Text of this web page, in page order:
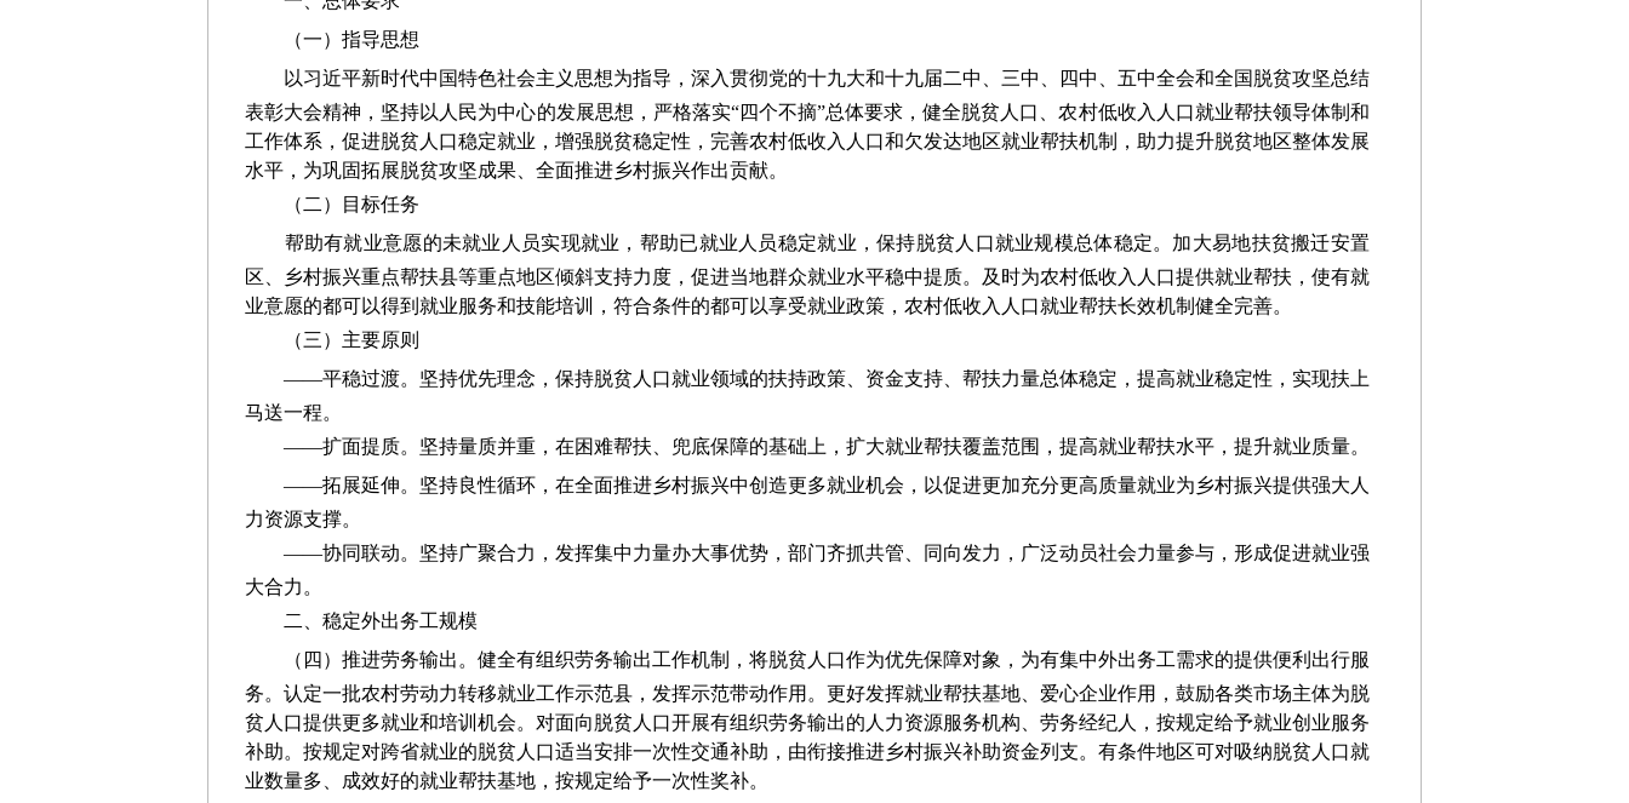
（一）指导思想
以习近平新时代中国特色社会主义思想为指导，深入贯彻党的十九大和十九届二中、三中、四中、五中全会和全国脱贫攻坚总结
表彰大会精神，坚持以人民为中心的发展思想， 严格落实“四个不摘”总体要求，健全脱贫人口、农村低收入人口就业帮扶领导体制和
工作体系，促进脱贫人口稳定就业，增强脱贫稳定性，完善农村低收入人口和欠发达地区就业帮扶机制，助力提升脱贫地区整体发展
水平，为巩固拓展脱贫攻坚成果 全面推进乡村振兴作出贡献。
（二）
目标任务
帮助有就业意愿的未就业人员实现就业，帮助已就业人员稳定就业，保持脱贫人口就业规模总体稳定。加大易地扶贫搬迁安置
区、乡村振兴重点帮扶县等重点地区倾斜支持力度，促进当地群众就业水平稳中提质。及时为农村低收入人口提供就业帮扶，使有就
业意愿的都可以得到就业服务和技能培训，符合条件的都可以享受就业政策，农村低收入人口就业帮扶长效机制健全完善。
（三） 主要原则
——平稳过渡。 坚持优先理念， 保持脱贫人口就业领域的扶持政策、资金支持、帮扶力量总体稳定， 提高就业稳定性，实现扶上
马送一程。
——扩面提质。坚持量质并重，在困难帮扶、兜底保障的基础上，扩大就业帮扶覆盖范围，提高就业帮扶水平，提升就业质量。
——拓展延伸。 坚持良性循环，在全面推进乡村振兴中创造更多就业机会，以促进更加充分更高质量就业为乡村振兴提供强大人
力资源支撑。
——协同联动。坚持广聚合力，发挥集中力量办大事优势，部门齐抓共管、同向发力，广泛动员社会力量参与，形成促进就业强
大合力。
二、稳定外出务工规模
（四）推进劳务输出。 健全有组织劳务输出工作机制， 将脱贫人口作为优先保障对象，为有集中外出务工需求的提供便利出行服
务。认定一批农村劳动力转移就业工作示范县，发挥示范带动作用。更好发挥就业帮扶基地、爱心企业作用，鼓励各类市场主体为脱
贫人口提供更多就业和培训机会。对面向脱贫人口开展有组织劳务输出的人力资源服务机构、劳务经纪人，按规定给予就业创业服务
补助。按规定对跨省就业的脱贫人口适当安排一次性交通补助 ， 由衔接推进乡村振兴补助资金列支。 有条件地区可对吸纳脱贫人口就
业数量多、成效好的就业帮扶基地，按规定给予一次性奖补。